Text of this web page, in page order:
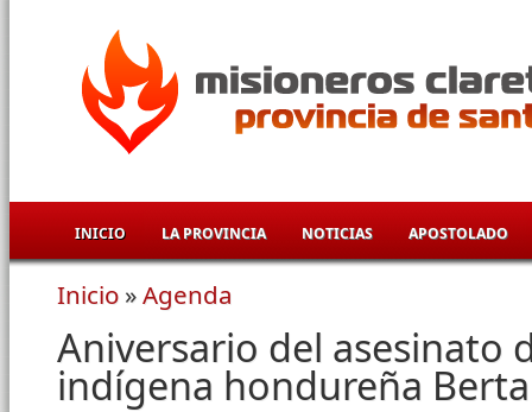
INICIO LA PROVINCIA NOTICIAS APOSTOLADO
Se encuentra usted aquí
Inicio »Agenda
Aniversario del asesinato
indígena hondureña Berta